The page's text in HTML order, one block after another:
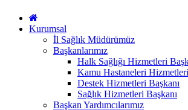
Kurumsal
İl Sağlık Müdürümüz
Başkanlarımız
Halk Sağlığı Hizmetleri
Kamu Hastaneleri Hizmetleri
Destek Hizmetleri Başkanı
Sağlık Hizmetleri Başkanı
Başkan Yardımcılarımız